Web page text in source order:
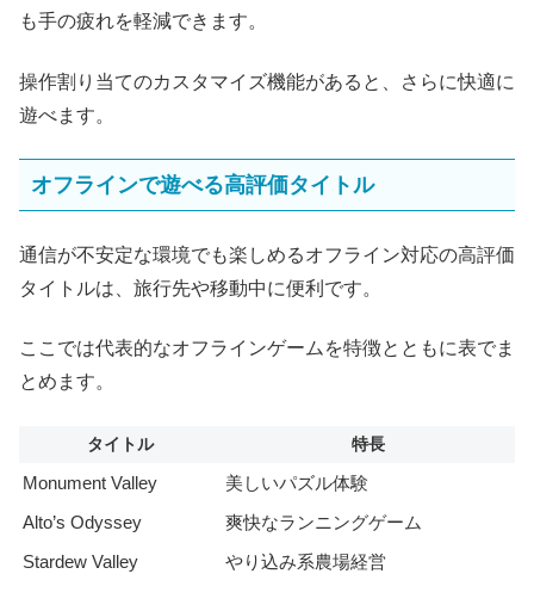
も手の疲れを軽減できます。
操作割り当てのカスタマイズ機能があると、さらに快適に
遊べます。
オフラインで遊べる高評価タイトル
通信が不安定な環境でも楽しめるオフライン対応の高評価
タイトルは、旅行先や移動中に便利です。
ここでは代表的なオフラインゲームを特徴とともに表でま
とめます。
タイトル 特長
Monument Valley
美しいパズル体験
Alto’s Odyssey
爽快なランニングゲーム
Stardew Valley
やり込み系農場経営